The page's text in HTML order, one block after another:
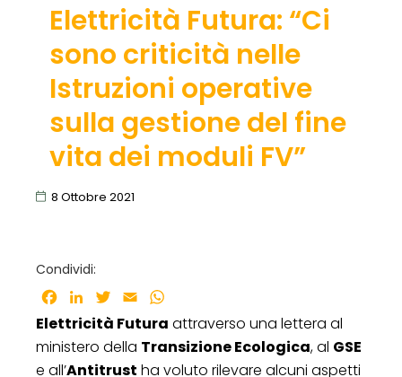
Elettricità Futura: “Ci
sono criticità nelle
Istruzioni operative
sulla gestione del fine
vita dei moduli FV”
8 Ottobre 2021
Condividi:
Facebook
LinkedInTwitter
Email
Elettricità Futura attraverso una lettera al
ministero della Transizione Ecologica, al GSE
e all’Antitrust ha voluto rilevare alcuni aspetti